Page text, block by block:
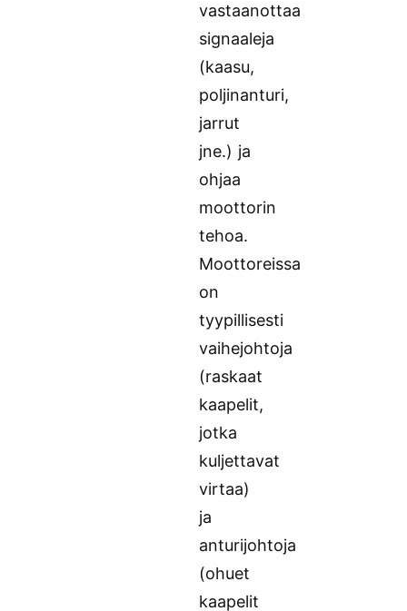
vastaanottaa
signaaleja
(kaasu,
poljinanturi,
jarrut
jne.) ja
ohjaa
moottorin
tehoa.
Moottoreissa
on
tyypillisesti
vaihejohtoja
(raskaat
kaapelit,
jotka
kuljettavat
virtaa)
ja
anturijohtoja
(ohuet
kaapelit